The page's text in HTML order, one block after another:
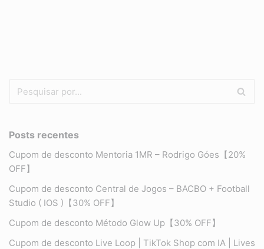
Posts recentes
Cupom de desconto Mentoria 1MR – Rodrigo Góes【20%
OFF】
Cupom de desconto Central de Jogos – BACBO + Football
Studio ( IOS )【30% OFF】
Cupom de desconto Método Glow Up【30% OFF】
Cupom de desconto Live Loop | TikTok Shop com IA | Lives